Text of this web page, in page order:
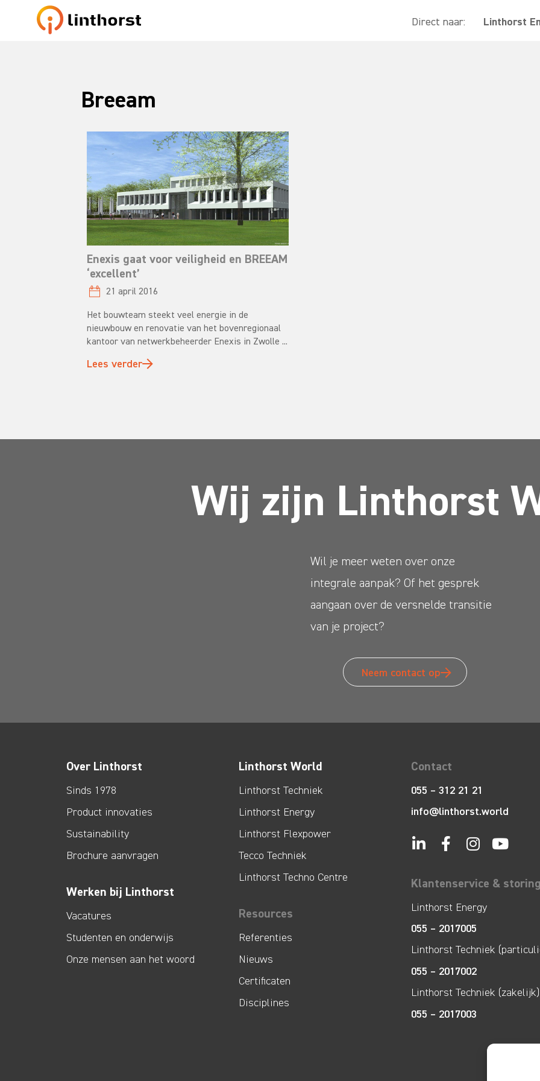
Direct naar: Linthorst
Breeam
Enexis gaat voor veiligheid en BREEAM
‘excellent’
21 april 2016
Het bouwteam steekt veel energie in de
nieuwbouw en renovatie van het bovenregionaal
kantoor van netwerkbeheerder Enexis in Zwolle ...
Lees verder
Wij zijn Linthorst
Wil je meer weten over onze
integrale aanpak? Of het gesprek
aangaan over de versnelde transitie
van je project?
Neem contact op
Over Linthorst
Sinds 1978
Product innovaties
Sustainability
Brochure aanvragen
Werken bij Linthorst
Vacatures
Studenten en onderwijs
Onze mensen aan het woord
Linthorst World
Linthorst Techniek
Linthorst Energy
Linthorst Flexpower
Tecco Techniek
Linthorst Techno Centre
Resources
Referenties
Nieuws
Certificaten
Disciplines
Contact
055 – 312 21 21
info@linthorst.world
Klantenservice &
Linthorst Energy
055 – 2017005
Linthorst Techniek
055 – 2017002
Linthorst Techniek (zakelijk)
055 – 2017003